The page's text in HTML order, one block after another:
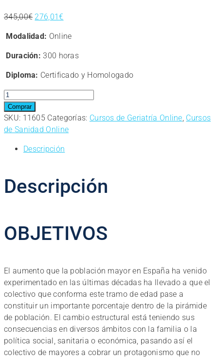
345,00€ El
original
era:
276,01€
actual
Modalidad: Online
Duración: 300 horas
Diploma: Certificado y Homologado
Curso
online.
Auxiliar
de
Comprar
SKU: 11605 Categorías: Cursos de Geriatría Online Cursos
de Sanidad Online
Descripción
Descripción
OBJETIVOS
El aumento que la población mayor en España ha venido
experimentado en las últimas décadas ha llevado a que el
colectivo que conforma este tramo de edad pase a
constituir un importante porcentaje dentro de la pirámide
de población. El cambio estructural está teniendo sus
consecuencias en diversos ámbitos con la familia o la
política social, sanitaria o económica, pasando así el
colectivo de mayores a cobrar un protagonismo que no